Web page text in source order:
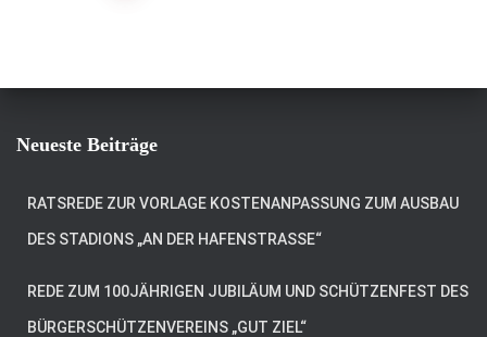
Neueste Beiträge
RATSREDE ZUR VORLAGE KOSTENANPASSUNG ZUM AUSBAU
DES STADIONS „AN DER HAFENSTRASSE“
REDE ZUM 100JÄHRIGEN JUBILÄUM UND SCHÜTZENFEST DES
BÜRGERSCHÜTZENVEREINS „GUT ZIEL“